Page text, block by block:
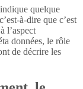
indique quelque
à-dire que c’est
l’aspect
données, le rôle
de décrire les